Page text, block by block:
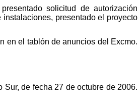
solicitud de autorización
presentado el proyecto
en el tablón de anuncios del Excmo.
de fecha 27 de octubre de 2006.